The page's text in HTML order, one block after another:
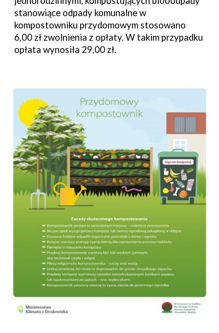
stanowiące odpady komunalne w
kompostowniku przydomowym stosowano
6,00 zł zwolnienia z opłaty. W takim przypadku
opłata wynosiła 29,00 zł.